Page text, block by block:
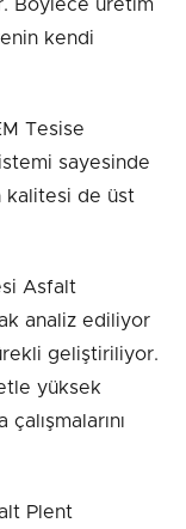
Böylece üretim
kendi
Tesise
sayesinde
kalitesi de üst
Asfalt
analiz ediliyor
geliştiriliyor.
yüksek
Plent